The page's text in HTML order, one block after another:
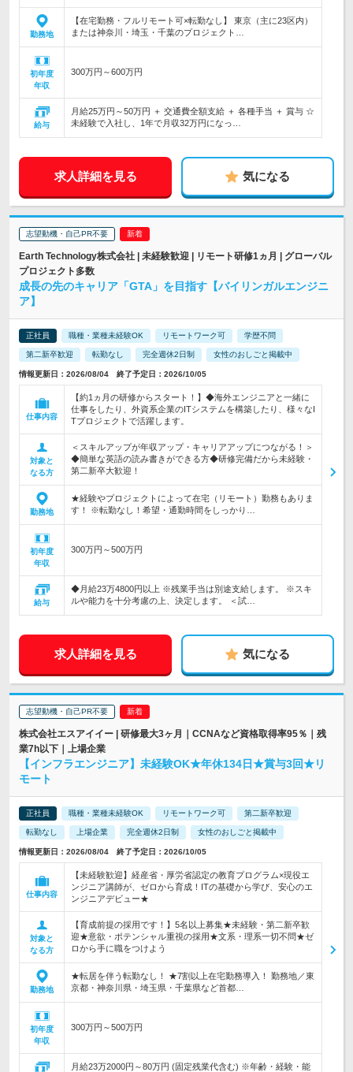
勤務地
【在宅勤務・フルリモート可×転勤なし】 東京（主に23区内）
または神奈川・埼玉・千葉のプロジェクト…
初年度
年収
300万円～600万円
給与
月給25万円～50万円 ＋ 交通費全額支給 ＋ 各種手当 ＋ 賞与 ☆
未経験で入社し、1年で月収32万円になっ…
求人詳細を見る 気になる
志望動機・自己PR不要
Earth Technology株式会社 | 未経験歓迎 | リモート研修1ヵ月 | グローバル
プロジェクト多数
成長の先のキャリア「GTA」を目指す【バイリンガルエンジニ
ア】
正社員 職種・業種未経験OK リモートワーク可 学歴不問
第二新卒歓迎 転勤なし 完全週休2日制 女性のおしごと掲載中
情報更新日：2026/08/04 終了予定日：2026/10/05
仕事内容
【約1ヵ月の研修からスタート！】◆海外エンジニアと一緒に
仕事をしたり、外資系企業のITシステムを構築したり、様々なI
Tプロジェクトで活躍します。
対象と
なる方
＜スキルアップが年収アップ・キャリアアップにつながる！＞
◆簡単な英語の読み書きができる方◆研修完備だから未経験・
第二新卒大歓迎！
勤務地
★経験やプロジェクトによって在宅（リモート）勤務もありま
す！ ※転勤なし！希望・通勤時間をしっかり…
初年度
年収
300万円～500万円
給与
◆月給23万4800円以上 ※残業手当は別途支給します。 ※スキ
ルや能力を十分考慮の上、決定します。 ＜試…
求人詳細を見る 気になる
志望動機・自己PR不要
株式会社エスアイイー | 研修最大3ヶ月｜CCNAなど資格取得率95％｜残
業7h以下｜上場企業
【インフラエンジニア】未経験OK★年休134日★賞与3回★リ
モート
正社員 職種・業種未経験OK リモートワーク可 第二新卒歓迎
転勤なし 上場企業 完全週休2日制 女性のおしごと掲載中
情報更新日：2026/08/04 終了予定日：2026/10/05
仕事内容
【未経験歓迎】経産省・厚労省認定の教育プログラム×現役エ
ンジニア講師が、ゼロから育成！ITの基礎から学び、安心のエ
ンジニアデビュー★
対象と
なる方
【育成前提の採用です！】5名以上募集★未経験・第二新卒歓
迎★意欲・ポテンシャル重視の採用★文系・理系一切不問★ゼ
ロから手に職をつけよう
勤務地
★転居を伴う転勤なし！ ★7割以上在宅勤務導入！ 勤務地／東
京都・神奈川県・埼玉県・千葉県など首都…
初年度
年収
300万円～500万円
月給23万2000円～80万円 (固定残業代含む) ※年齢・経験・能